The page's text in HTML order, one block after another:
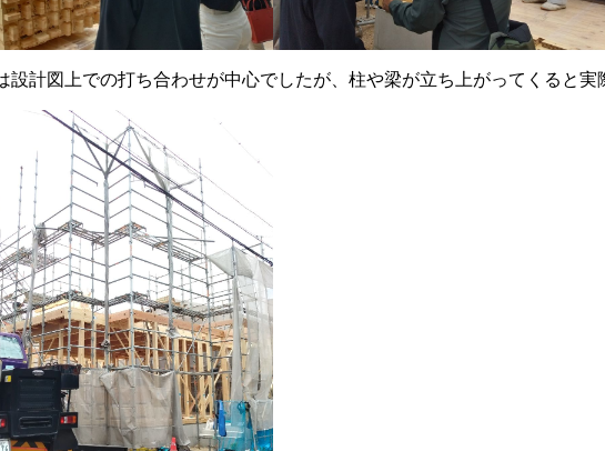
設計図上での打ち合わせが中心でしたが、柱や梁が立ち上がってくると